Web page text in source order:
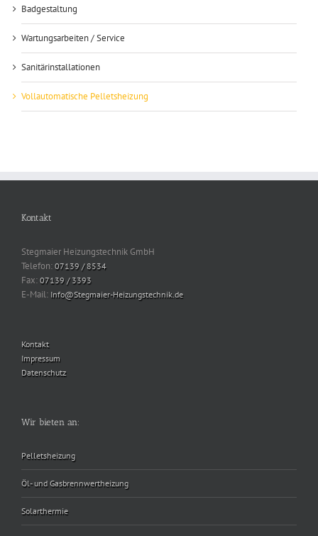
Badgestaltung
Wartungsarbeiten / Service
Sanitärinstallationen
Vollautomatische Pelletsheizung
Kontakt
Stegmaier Heizungstechnik GmbH
Telefon: 07139 / 8534
Fax: 07139 / 3393
E-Mail: Info@Stegmaier-Heizungstechnik.de
Kontakt
Impressum
Datenschutz
Wir bieten an:
Pelletsheizung
Öl- und Gasbrennwertheizung
Solarthermie